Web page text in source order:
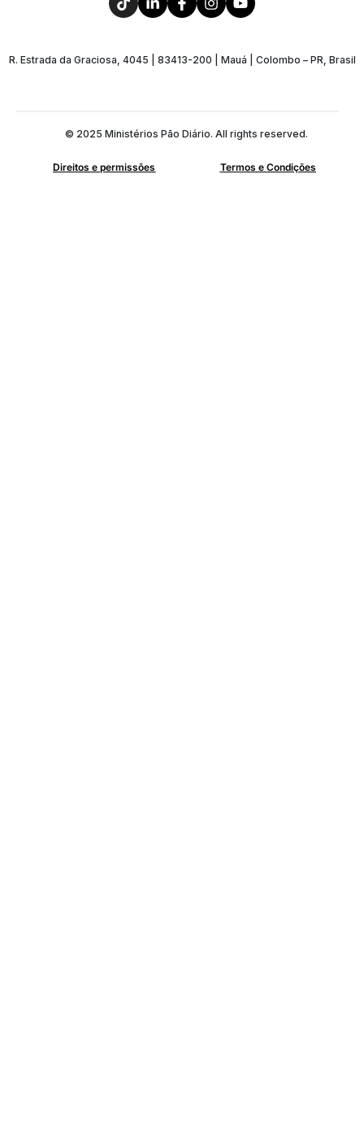
R. Estrada da Graciosa, 4045 | 83413-200 | Mauá | Colombo – PR, Brasil
© 2025 Ministérios Pão Diário. All rights reserved.
Direitos e permissões Termos e Condições